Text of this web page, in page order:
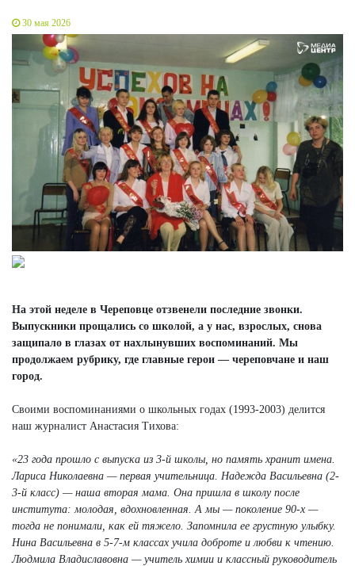
30 мая 2026
На этой неделе в Череповце отзвенели последние звонки.
Выпускники прощались со школой, а у нас, взрослых, снова
защипало в глазах от нахлынувших воспоминаний. Мы
продолжаем рубрику, где главные герои — череповчане и наш
город.
Своими воспоминаниями о школьных годах (1993-2003) делится
наш журналист Анастасия Тихова:
«23 года прошло с выпуска из 3-й школы, но память хранит имена.
Лариса Николаевна — первая учительница. Надежда Васильевна (2-
3-й класс) — наша вторая мама. Она пришла в школу после
института: молодая, вдохновленная. А мы — поколение 90-х —
тогда не понимали, как ей тяжело. Запомнила ее грустную улыбку.
Нина Васильевна в 5-7-м классах учила доброте и любви к чтению.
Людмила Владиславовна — учитель химии и классный руководитель